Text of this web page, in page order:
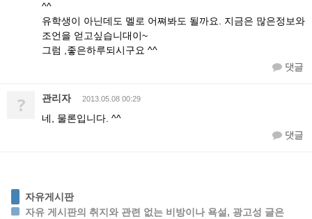
^^
유학생이 아닌데도 멜로 어쪄봐도 될까요. 지금은 많은정보와
조언을 얻고싶습니대이~
그럼 ,좋은하루되시구요 ^^
댓글
? 관리자 2013.05.08 00:29
네, 물론입니다. ^^
댓글
자유게시판
자유 게시판의 취지와 관련 없는 비방이나 욕설, 광고성 글은